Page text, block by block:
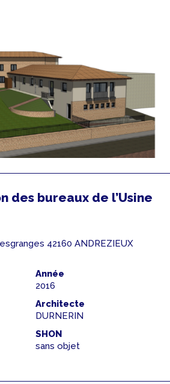
des bureaux de l’Usine
42160 ANDREZIEUX
Année
2016
Architecte
DURNERIN
SHON
sans objet